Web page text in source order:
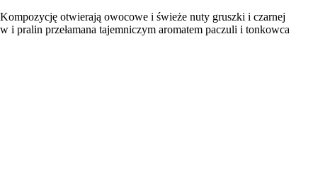
otwierają owocowe i świeże nuty gruszki i czarnej
i pralin przełamana tajemniczym aromatem paczuli i tonkowca